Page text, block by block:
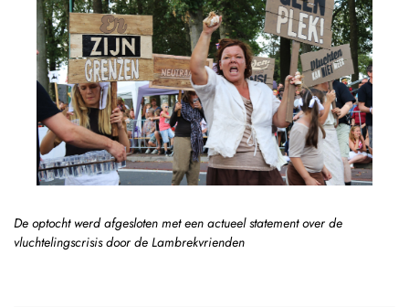
De optocht werd afgesloten met een actueel statement over de
vluchtelingscrisis door de Lambrekvrienden